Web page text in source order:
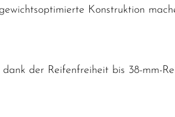
Konstruktion
der Reifenfreiheit bis 38-mm-